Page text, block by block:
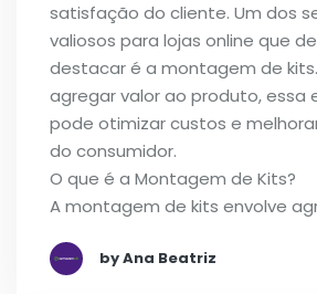
satisfação do cliente. Um dos
valiosos para lojas online que
destacar é a montagem de
agregar valor ao produto, essa
pode otimizar custos e
do consumidor.
O que é a Montagem de Kits?
A montagem de kits envolve
by Ana Beatriz